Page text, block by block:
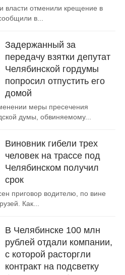
власти отменили крещение в
в...
Задержанный за
передачу взятки депутат
Челябинской гордумы
попросил отпустить его
домой
меры пресечения
думы, обвиняемому...
Виновник гибели трех
человек на трассе под
Челябинском получил
срок
приговор водителю, по вине
Как...
В Челябинске 100 млн
рублей отдали компании,
с которой расторгли
контракт на подсветку